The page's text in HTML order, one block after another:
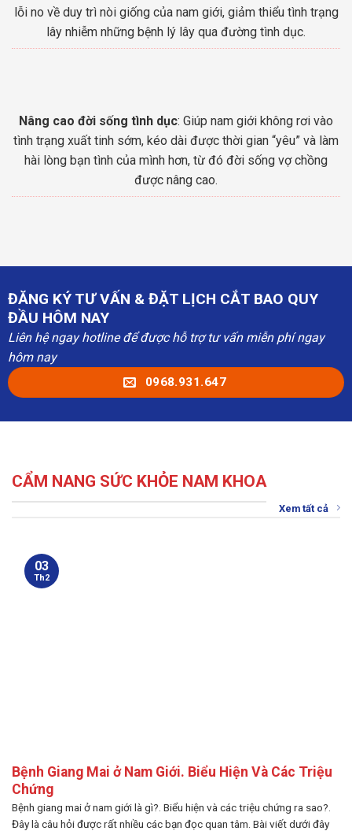
lỗi no về duy trì nòi giống của nam giới, giảm thiểu tình trạng
lây nhiễm những bệnh lý lây qua đường tình dục.
Nâng cao đời sống tình dục: Giúp nam giới không rơi vào
tình trạng xuất tinh sớm, kéo dài được thời gian “yêu” và làm
hài lòng bạn tình của mình hơn, từ đó đời sống vợ chồng
được nâng cao.
ĐĂNG KÝ TƯ VẤN & ĐẶT LỊCH CẮT BAO QUY
ĐẦU HÔM NAY
Liên hệ ngay hotline để được hỗ trợ tư vấn miễn phí ngay
hôm nay
0968.931.647
CẨM NANG SỨC KHỎE NAM KHOA
Xem tất cả
Bệnh Giang Mai ở Nam Giới. Biểu Hiện Và Các Triệu
Chứng
Bệnh giang mai ở nam giới là gì?. Biểu hiện và các triệu chứng ra sao?.
Đây là câu hỏi được rất nhiều các bạn đọc quan tâm. Bài viết dưới đây
03
Th2